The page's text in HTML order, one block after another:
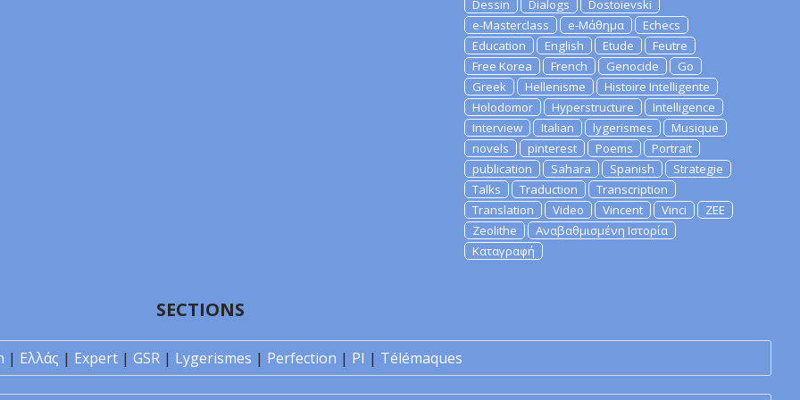
Dessin
Dialogs
Dostoievski
e-Masterclass
e-Μάθημα
Echecs
Education
English Etude
Feutre
Free Korea
French Genocide
Go
Greek
Hellenisme
Histoire Intelligente
Holodomor
Hyperstructure
Intelligence
Interview
Italian lygerismes
Musique
novels
pinterest Poems
Portrait
publication
Sahara Spanish
Strategie
Talks
Traduction
Transcription
Translation
Video Vincent Vinci
ZEE
Zeolithe
Αναβαθμισμένη Ιστορία
Καταγραφή
SECTIONS
| Ελλάς | Expert | GSR | Lygerismes | Perfection | PI | Télémaques